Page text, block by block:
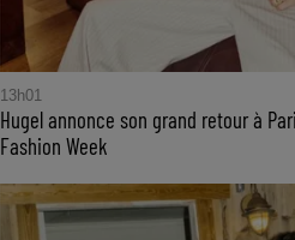
13h01
Hugel annonce son grand retour à
Fashion Week